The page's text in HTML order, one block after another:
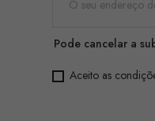
Pode cancelar a
Aceito as